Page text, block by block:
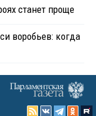
станет проще
воробьев: когда